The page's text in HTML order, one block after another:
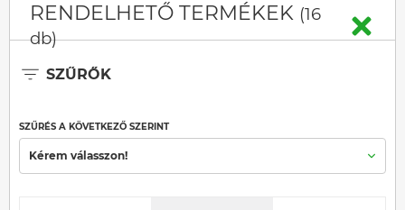
RENDELHETŐ TERMÉKEK (16
db)
SZŰRŐK
SZŰRÉS A KÖVETKEZŐ SZERINT
Kérem válasszon!